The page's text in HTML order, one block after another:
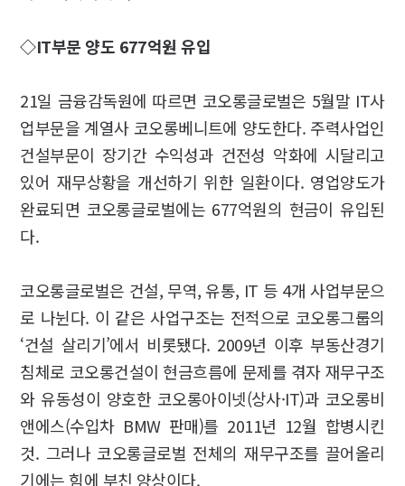
◇IT부문 양도 677억원 유입
21일 금융감독원에 따르면 코오롱글로벌은 5월말 IT사
업부문을 계열사 코오롱베니트에 양도한다. 주력사업인
건설부문이 장기간 수익성과 건전성 악화에 시달리고
있어 재무상황을 개선하기 위한 일환이다. 영업양도가
완료되면 코오롱글로벌에는 677억원의 현금이 유입된
다.
코오롱글로벌은 건설, 무역, 유통, IT 등 4개 사업부문으
로 나뉜다. 이 같은 사업구조는 전적으로 코오롱그룹의
‘건설 살리기’에서 비롯됐다. 2009년 이후 부동산경기
침체로 코오롱건설이 현금흐름에 문제를 겪자 재무구조
와 유동성이 양호한 코오롱아이넷(상사·IT)과 코오롱비
앤에스(수입차 BMW 판매)를 2011년 12월 합병시킨
것. 그러나 코오롱글로벌 전체의 재무구조를 끌어올리
기에는 힘에 부친 양상이다.